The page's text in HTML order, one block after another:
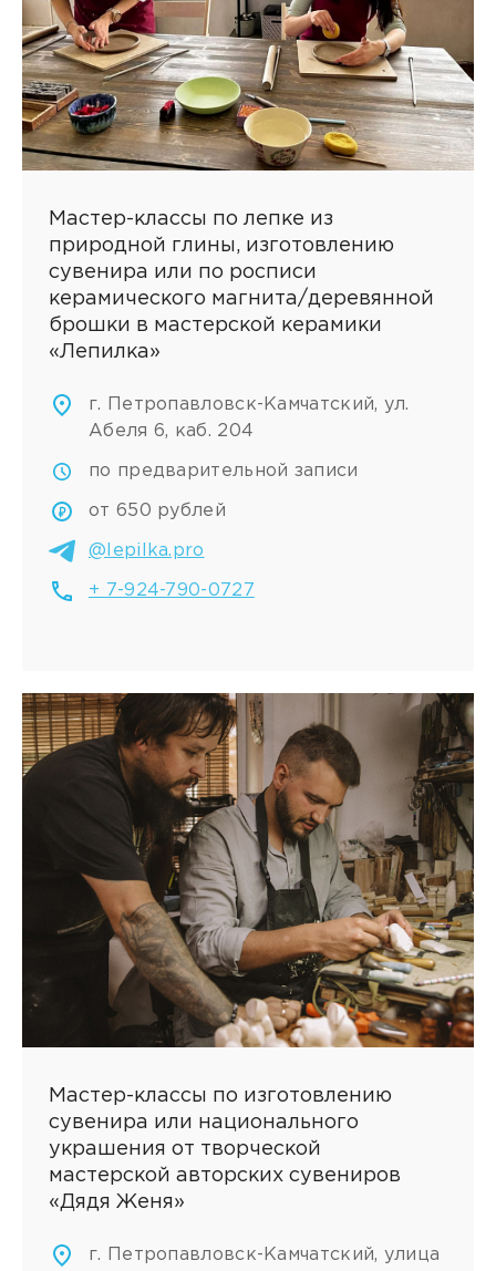
Мастер-классы по лепке из
природной глины, изготовлению
сувенира или по росписи
керамического магнита/деревянной
брошки в мастерской керамики
«Лепилка»
г. Петропавловск-Камчатский, ул.
Абеля 6, каб. 204
по предварительной записи
от 650 рублей
@lepilka.pro
+ 7-924-790-0727
Мастер-классы по изготовлению
сувенира или национального
украшения от творческой
мастерской авторских сувениров
«Дядя Женя»
г. Петропавловск-Камчатский, улица